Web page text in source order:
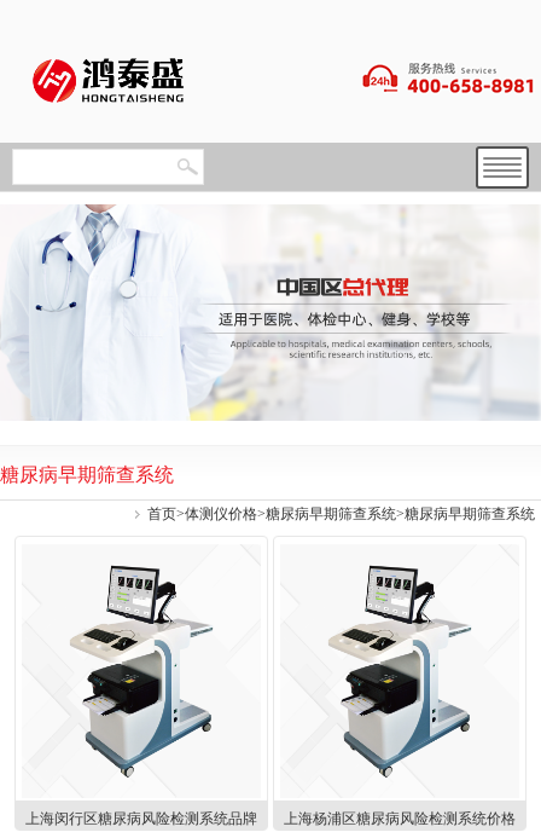
糖尿病早期筛查系统
首页>体测仪价格>糖尿病早期筛查系统>糖尿病早期筛查系统
上海闵行区糖尿病风险检测系统品牌 上海杨浦区糖尿病风险检测系统价格